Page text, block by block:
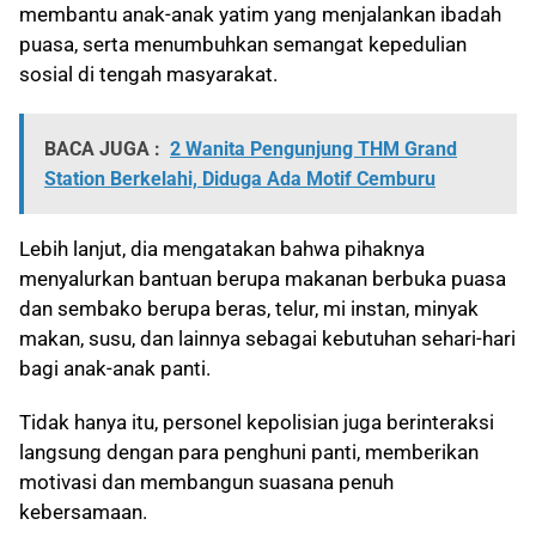
membantu anak-anak yatim yang menjalankan ibadah
puasa, serta menumbuhkan semangat kepedulian
sosial di tengah masyarakat.
BACA JUGA : 2 Wanita Pengunjung THM Grand
Station Berkelahi, Diduga Ada Motif Cemburu
Lebih lanjut, dia mengatakan bahwa pihaknya
menyalurkan bantuan berupa makanan berbuka puasa
dan sembako berupa beras, telur, mi instan, minyak
makan, susu, dan lainnya sebagai kebutuhan sehari-hari
bagi anak-anak panti.
Tidak hanya itu, personel kepolisian juga berinteraksi
langsung dengan para penghuni panti, memberikan
motivasi dan membangun suasana penuh
kebersamaan.